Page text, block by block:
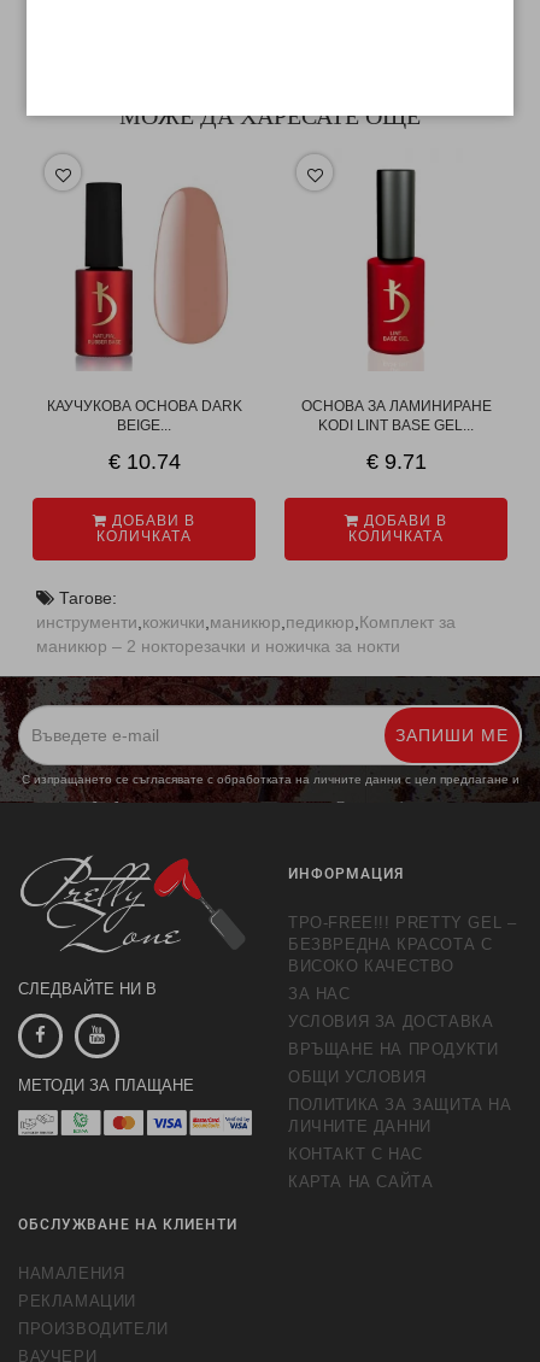
МОЖЕ ДА ХАРЕСАТЕ ОЩЕ
КАУЧУКОВА ОСНОВА DARK
BEIGE...
€ 10.74
ДОБАВИ В
КОЛИЧКАТА
ОСНОВА ЗА ЛАМИНИРАНЕ
KODI LINT BASE GEL...
€ 9.71
ДОБАВИ В
КОЛИЧКАТА
Тагове:
инструменти кожички маникюр педикюр Комплект за
маникюр – 2 нокторезачки и ножичка за нокти
ЗАПИШИ МЕ
С изпращането се съгласявате с обработката на личните данни с цел предлагане и
обработка на маркетингови предложения. Повече информация
СЛЕДВАЙТЕ НИ В
МЕТОДИ ЗА ПЛАЩАНЕ
ИНФОРМАЦИЯ
TPO-FREE!!! PRETTY GEL –
БЕЗВРЕДНА КРАСОТА С
ВИСОКО КАЧЕСТВО
ЗА НАС
УСЛОВИЯ ЗА ДОСТАВКА
ВРЪЩАНЕ НА ПРОДУКТИ
ОБЩИ УСЛОВИЯ
ПОЛИТИКА ЗА ЗАЩИТА НА
ЛИЧНИТЕ ДАННИ
КОНТАКТ С НАС
КАРТА НА САЙТА
ОБСЛУЖВАНЕ НА КЛИЕНТИ
НАМАЛЕНИЯ
РЕКЛАМАЦИИ
ПРОИЗВОДИТЕЛИ
ВАУЧЕРИ